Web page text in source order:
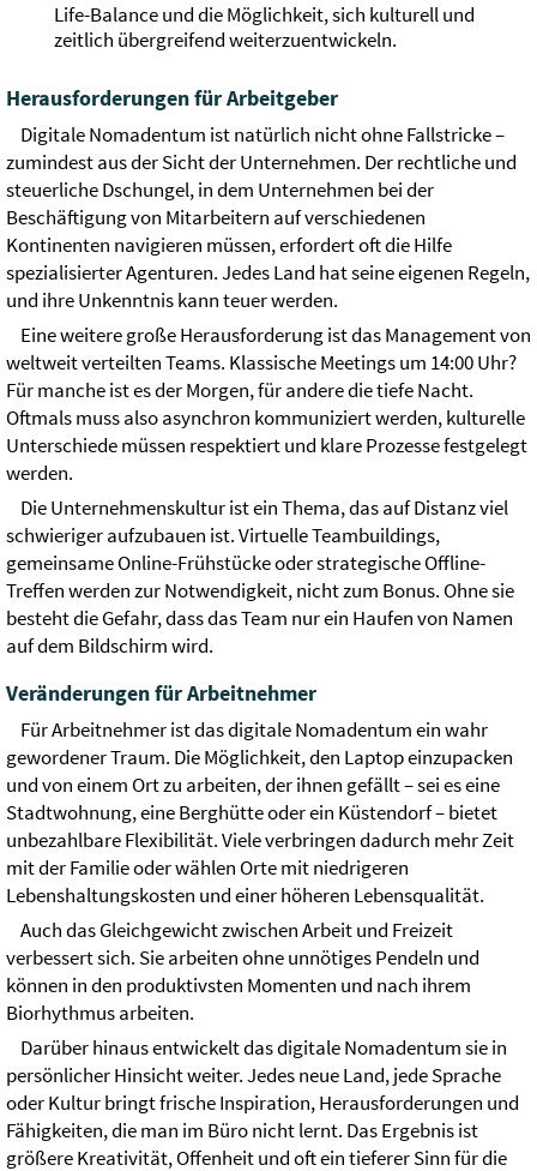
Life-Balance und die Möglichkeit, sich kulturell und
zeitlich übergreifend weiterzuentwickeln.
Herausforderungen für Arbeitgeber
Digitale Nomadentum ist natürlich nicht ohne Fallstricke –
zumindest aus der Sicht der Unternehmen. Der rechtliche und
steuerliche Dschungel, in dem Unternehmen bei der
Beschäftigung von Mitarbeitern auf verschiedenen
Kontinenten navigieren müssen, erfordert oft die Hilfe
spezialisierter Agenturen. Jedes Land hat seine eigenen Regeln,
und ihre Unkenntnis kann teuer werden.
Eine weitere große Herausforderung ist das Management von
weltweit verteilten Teams. Klassische Meetings um 14:00 Uhr?
Für manche ist es der Morgen, für andere die tiefe Nacht.
Oftmals muss also asynchron kommuniziert werden, kulturelle
Unterschiede müssen respektiert und klare Prozesse festgelegt
werden.
Die Unternehmenskultur ist ein Thema, das auf Distanz viel
schwieriger aufzubauen ist. Virtuelle Teambuildings,
gemeinsame Online-Frühstücke oder strategische Offline-
Treffen werden zur Notwendigkeit, nicht zum Bonus. Ohne sie
besteht die Gefahr, dass das Team nur ein Haufen von Namen
auf dem Bildschirm wird.
Veränderungen für Arbeitnehmer
Für Arbeitnehmer ist das digitale Nomadentum ein wahr
gewordener Traum. Die Möglichkeit, den Laptop einzupacken
und von einem Ort zu arbeiten, der ihnen gefällt – sei es eine
Stadtwohnung, eine Berghütte oder ein Küstendorf – bietet
unbezahlbare Flexibilität. Viele verbringen dadurch mehr Zeit
mit der Familie oder wählen Orte mit niedrigeren
Lebenshaltungskosten und einer höheren Lebensqualität.
Auch das Gleichgewicht zwischen Arbeit und Freizeit
verbessert sich. Sie arbeiten ohne unnötiges Pendeln und
können in den produktivsten Momenten und nach ihrem
Biorhythmus arbeiten.
Darüber hinaus entwickelt das digitale Nomadentum sie in
persönlicher Hinsicht weiter. Jedes neue Land, jede Sprache
oder Kultur bringt frische Inspiration, Herausforderungen und
Fähigkeiten, die man im Büro nicht lernt. Das Ergebnis ist
größere Kreativität, Offenheit und oft ein tieferer Sinn für die